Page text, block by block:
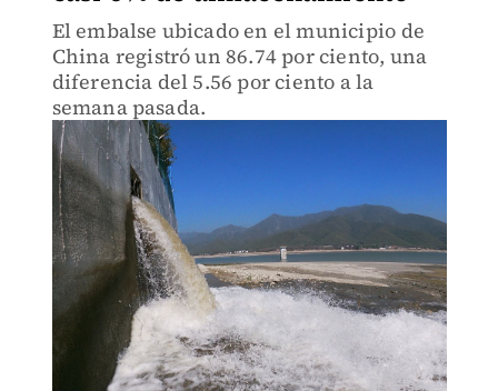
El embalse ubicado en el municipio de
China registró un 86.74 por ciento, una
diferencia del 5.56 por ciento a la
semana pasada.